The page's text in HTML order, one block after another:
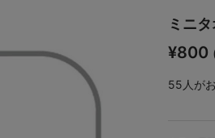
ミニ
¥800
55 人が